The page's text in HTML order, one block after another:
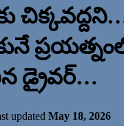
డ్రైవర్…
updated May 18, 2026